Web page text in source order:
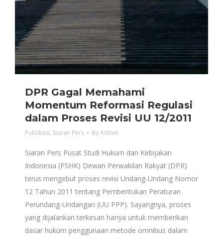
DPR Gagal Memahami
Momentum Reformasi Regulasi
dalam Proses Revisi UU 12/2011
Publikasi, Siaran Pers ByAdmin
Siaran Pers Pusat Studi Hukum dan Kebijakan
Indonesia (PSHK) Dewan Perwakilan Rakyat (DPR)
terus mengebut proses revisi Undang-Undang Nomor
12 Tahun 2011 tentang Pembentukan Peraturan
Perundang-Undangan (UU PPP). Sayangnya, proses
yang dijalankan terkesan hanya untuk memberikan
dasar hukum penggunaan metode omnibus dalam